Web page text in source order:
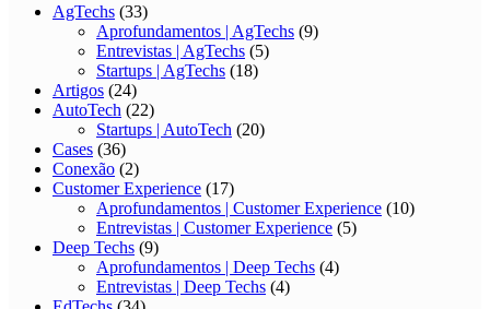
AgTechs (33)
Aprofundamentos | AgTechs (9)
Entrevistas | AgTechs (5)
Startups | AgTechs (18)
Artigos (24)
AutoTech (22)
Startups | AutoTech (20)
Cases (36)
Conexão (2)
Customer Experience (17)
Aprofundamentos | Customer Experience (10)
Entrevistas | Customer Experience (5)
Deep Techs (9)
Aprofundamentos | Deep Techs (4)
Entrevistas | Deep Techs (4)